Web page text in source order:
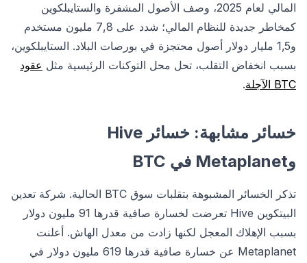
المالي لعام 2025، وصف الأصول المشفرة والستايبلكوين
كمخاطر جديدة للنظام المالي؛ شدد على 7,8 مليون مستخدم
و1,5 مليار دولار أصول محتجزة في بورصات البلاد. الستايبلكوين،
بسبب انخفاض التقلب، تحل محل التوكنات الرئيسية مثل عقود
BTC الآجلة
.
خسائر مشابهة: خسائر Hive
وMetaplanet في BTC
تذكر الخسائر المشبوهة بتقلبات سوق BTC الحالية. شركة تعدين
البيتكوين Hive تعرضت لخسارة صافية قدرها 91 مليون دولار
بسبب الإهلاك المعجل لكنها زادت من معدل الهاش. أعلنت
Metaplanet عن خسارة صافية قدرها 619 مليون دولار في